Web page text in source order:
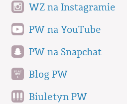
WZ na Instagramie
PW na YouTube
PW na Snapchat
Blog PW
Biuletyn PW